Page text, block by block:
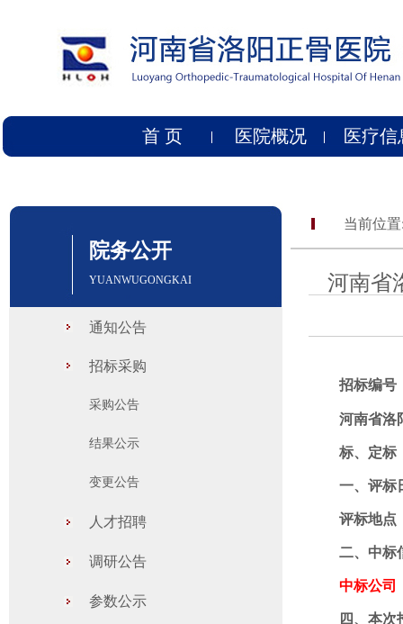
首 页 医院概况 医疗信
院务公开
YUANWUGONGKAI
通知公告
招标采购
采购公告
结果公示
变更公告
人才招聘
调研公告
参数公示
当前位置
河南省
招标编号
河南省洛
标、定标
一、评标
评标地点
二、中标
中标公司
四、本次